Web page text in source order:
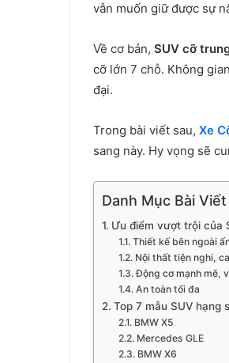
vẫn muốn giữ được sự
Về cơ bản, SUV cỡ
cỡ lớn 7 chỗ. Không
đại.
Trong bài viết sau, Xe
sang này. Hy vọng sẽ
Danh Mục Bài Viết
Ưu điểm vượt trội của
Thiết kế bên ngoài
Nội thất tiện nghi,
Động cơ mạnh mẽ,
An toàn tối đa
Top 7 mẫu SUV hạng
BMW X5
Mercedes GLE
BMW X6